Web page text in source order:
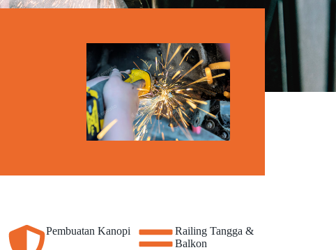
Pembuatan Kanopi
Railing Tangga &
Balkon